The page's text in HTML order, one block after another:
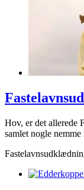
Hov, er det allerede
samlet nogle